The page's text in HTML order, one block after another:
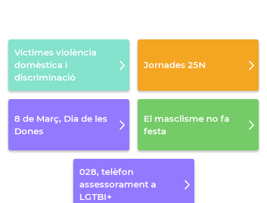
Víctimes violència
domèstica i
discriminació
Jornades 25N
8 de Març, Dia de les
Dones
El masclisme no fa
festa
028, telèfon
assessorament a
LGTBI+